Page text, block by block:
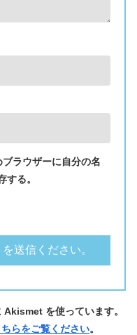
ラウザーに自分の名
する。
を使っています。
らをご覧ください。